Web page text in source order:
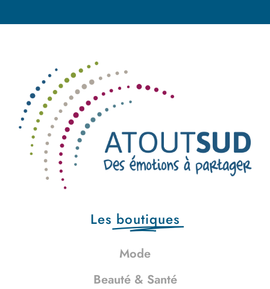
Les boutiques
Mode
Beauté & Santé